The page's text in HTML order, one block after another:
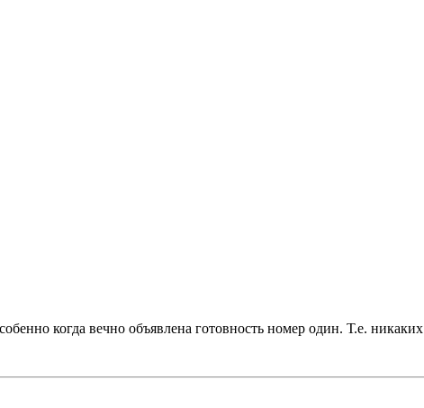
когда вечно объявлена готовность номер один. Т.е. никаких